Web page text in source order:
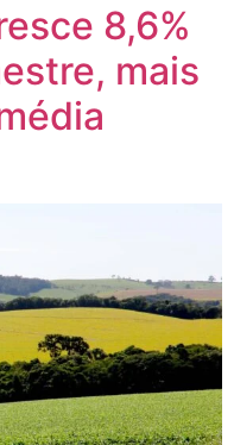
8,6%
mais